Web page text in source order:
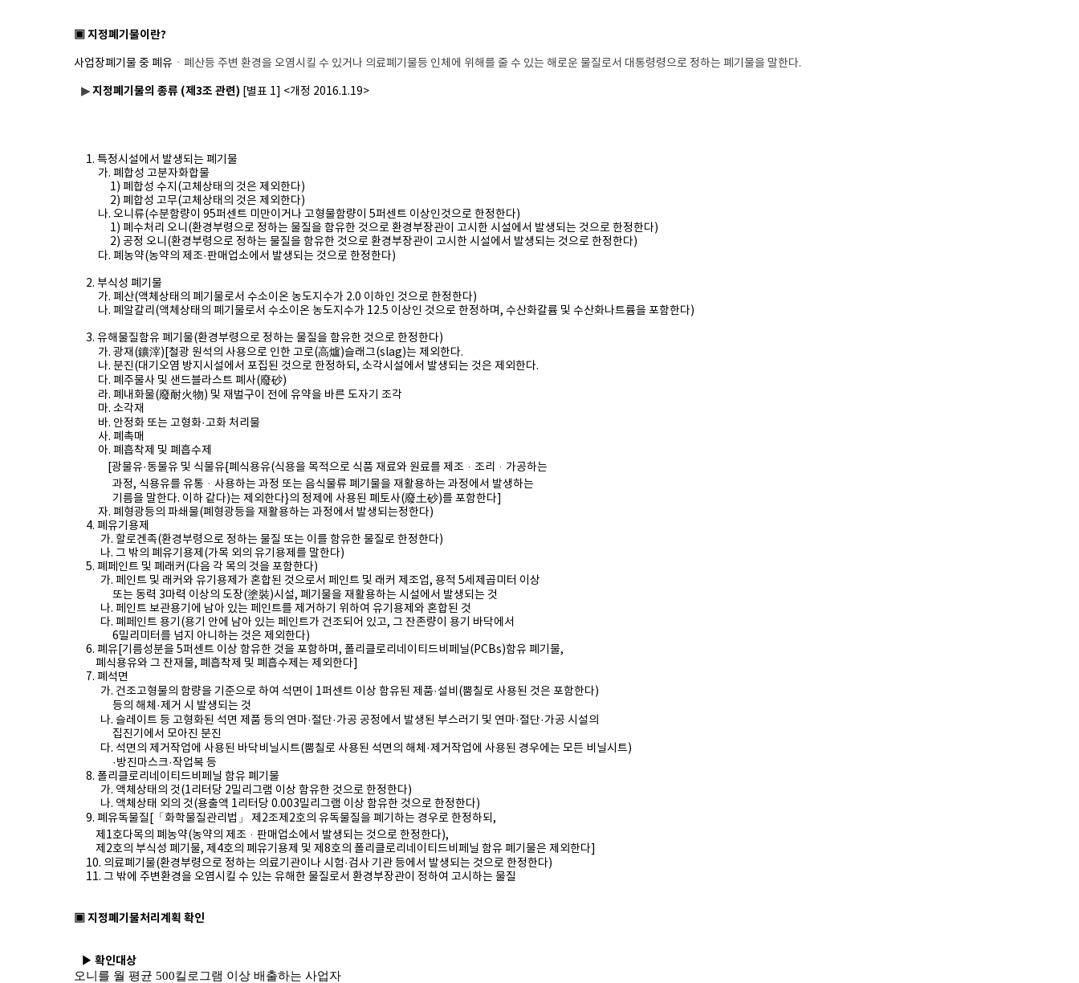
▣ 지정폐기물이란?
사업장폐기물 중 폐유 ㆍ폐산등 주변 환경을 오염시킬 수 있거나 의료폐기물등 인체에 위해를 줄 수 있는 해로운 물질로서 대통령령으로 정하는 폐기물을 말한다.
▶지정폐기물의 종류 (제3조 관련) [별표 1] <개정 2016.1.19>
1. 특정시설에서 발생되는 폐기물
가. 폐합성 고분자화합물
1) 폐합성 수지(고체상태의 것은 제외한다)
2) 폐합성 고무(고체상태의 것은 제외한다)
나. 오니류(수분함량이 95퍼센트 미만이거나 고형물함량이 5퍼센트 이상인것으로 한정한다)
1) 폐수처리 오니(환경부령으로 정하는 물질을 함유한 것으로 환경부장관이 고시한 시설에서 발생되는 것으로 한정한다)
2) 공정 오니(환경부령으로 정하는 물질을 함유한 것으로 환경부장관이 고시한 시설에서 발생되는 것으로 한정한다)
다. 폐농약(농약의 제조·판매업소에서 발생되는 것으로 한정한다)
2. 부식성 폐기물
가. 폐산(액체상태의 폐기물로서 수소이온 농도지수가 2.0 이하인 것으로 한정한다)
나. 폐알칼리(액체상태의 폐기물로서 수소이온 농도지수가 12.5 이상인 것으로 한정하며, 수산화칼륨 및 수산화나트륨을 포함한다)
3. 유해물질함유 폐기물(환경부령으로 정하는 물질을 함유한 것으로 한정한다)
가. 광재(鑛滓)[철광 원석의 사용으로 인한 고로(高爐)슬래그(slag)는 제외한다.
나. 분진(대기오염 방지시설에서 포집된 것으로 한정하되, 소각시설에서 발생되는 것은 제외한다.
다. 폐주물사 및 샌드블라스트 폐사(廢砂)
라. 폐내화물(廢耐火物) 및 재벌구이 전에 유약을 바른 도자기 조각
마. 소각재
바. 안정화 또는 고형화·고화 처리물
사. 폐촉매
아. 폐흡착제 및 폐흡수제
[광물유·동물유 및 식물유{폐식용유(식용을 목적으로 식품 재료와 원료를 제조ᆞ조리ᆞ가공하는
과정, 식용유를 유통ᆞ사용하는 과정 또는 음식물류 폐기물을 재활용하는 과정에서 발생하는
기름을 말한다. 이하 같다)는 제외한다}의 정제에 사용된 폐토사(廢土砂)를 포함한다]
자. 폐형광등의 파쇄물(폐형광등을 재활용하는 과정에서 발생되는정한다)
4. 폐유기용제
가. 할로겐족(환경부령으로 정하는 물질 또는 이를 함유한 물질로 한정한다)
나. 그 밖의 폐유기용제(가목 외의 유기용제를 말한다)
5. 폐페인트 및 폐래커(다음 각 목의 것을 포함한다)
가. 페인트 및 래커와 유기용제가 혼합된 것으로서 페인트 및 래커 제조업, 용적 5세제곱미터 이상
또는 동력 3마력 이상의 도장(塗裝)시설, 폐기물을 재활용하는 시설에서 발생되는 것
나. 페인트 보관용기에 남아 있는 페인트를 제거하기 위하여 유기용제와 혼합된 것
다. 폐페인트 용기(용기 안에 남아 있는 페인트가 건조되어 있고, 그 잔존량이 용기 바닥에서
6밀리미터를 넘지 아니하는 것은 제외한다)
6. 폐유[기름성분을 5퍼센트 이상 함유한 것을 포함하며, 폴리클로리네이티드비 페닐(PCBs)함유 폐기물,
폐식용유와 그 잔재물, 폐흡착제 및 폐흡수제는 제 외한다]
7. 폐석면
가. 건조고형물의 함량을 기준으로 하여 석면이 1퍼센트 이상 함유된 제품·설비(뿜칠로 사용된 것은 포함한다)
등의 해체·제거 시 발생되는 것
나. 슬레이트 등 고형화된 석면 제품 등의 연마·절단·가공 공정에서 발생된 부스러기 및 연마·절단·가공 시설의
집진기에서 모아진 분진
다. 석면의 제거작업에 사용된 바닥비닐시트(뿜칠로 사용된 석면의 해체·제 거작업에 사용된 경우에는 모든 비닐시트)
·방진마스크·작업복 등
8. 폴리클로리네이티드비페닐 함유 폐기물
가. 액체상태의 것(1리터당 2밀리그램 이상 함유한 것으로 한정한다)
나. 액체상태 외의 것(용출액 1리터당 0.003밀리그램 이상 함유한 것으로 한정한다)
9. 폐유독물질[「화학물질관리법」 제2조제2호의 유독물질을 폐기하는 경우로한정하되,
제1호다목의 폐농약(농약의 제조ᆞ판매업소에서 발생되는 것으로한정한다),
제2호의 부식성 폐기물, 제4호의 폐유기용제 및 제8호의 폴리클로리네이티드비페닐 함유 폐기물은 제외한다]
10. 의료폐기물(환경부령으로 정하는 의료기관이나 시험·검사 기관 등에서 발생되는 것으로 한정한다)
11. 그 밖에 주변환경을 오염시킬 수 있는 유해한 물질로서 환경부장관이 정하여 고시하는 물질
▣ 지정폐기물처리계획 확인
▶ 확인대상
오니를 월 평균 500킬로그램 이상 배출하는 사업자